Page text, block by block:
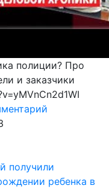
полиции? Про
и заказчики
получили
ребенка в